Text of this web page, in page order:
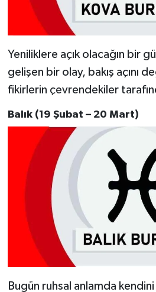
Yeniliklere açık olacağın bir
gelişen bir olay, bakış açını
fikirlerin çevrendekiler
Balık (19 Şubat – 20 Mart)
Bugün ruhsal anlamda